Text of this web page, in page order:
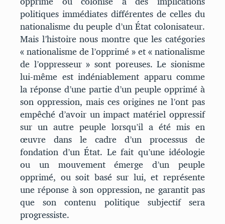
politiques immédiates différentes de celles du
nationalisme du peuple d’un État colonisateur.
Mais l’histoire nous montre que les catégories
« nationalisme de l’opprimé » et « nationalisme
de l’oppresseur » sont poreuses. Le sionisme
lui-même est indéniablement apparu comme
la réponse d’une partie d’un peuple opprimé à
son oppression, mais ces origines ne l’ont pas
empêché d’avoir un impact matériel oppressif
sur un autre peuple lorsqu’il a été mis en
œuvre dans le cadre d’un processus de
fondation d’un État. Le fait qu’une idéologie
ou un mouvement émerge d’un peuple
opprimé, ou soit basé sur lui, et représente
une réponse à son oppression, ne garantit pas
que son contenu politique subjectif sera
progressiste.